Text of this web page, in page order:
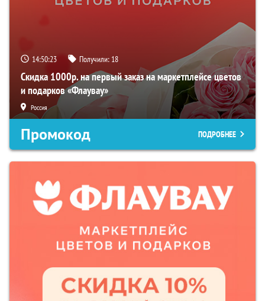
14:50:22 Получили: 18
Скидка 1000р. на первый заказ на маркетплейсе цветов
и подарков «Флаувау»
Россия
Промокод ПОДРОБНЕЕ